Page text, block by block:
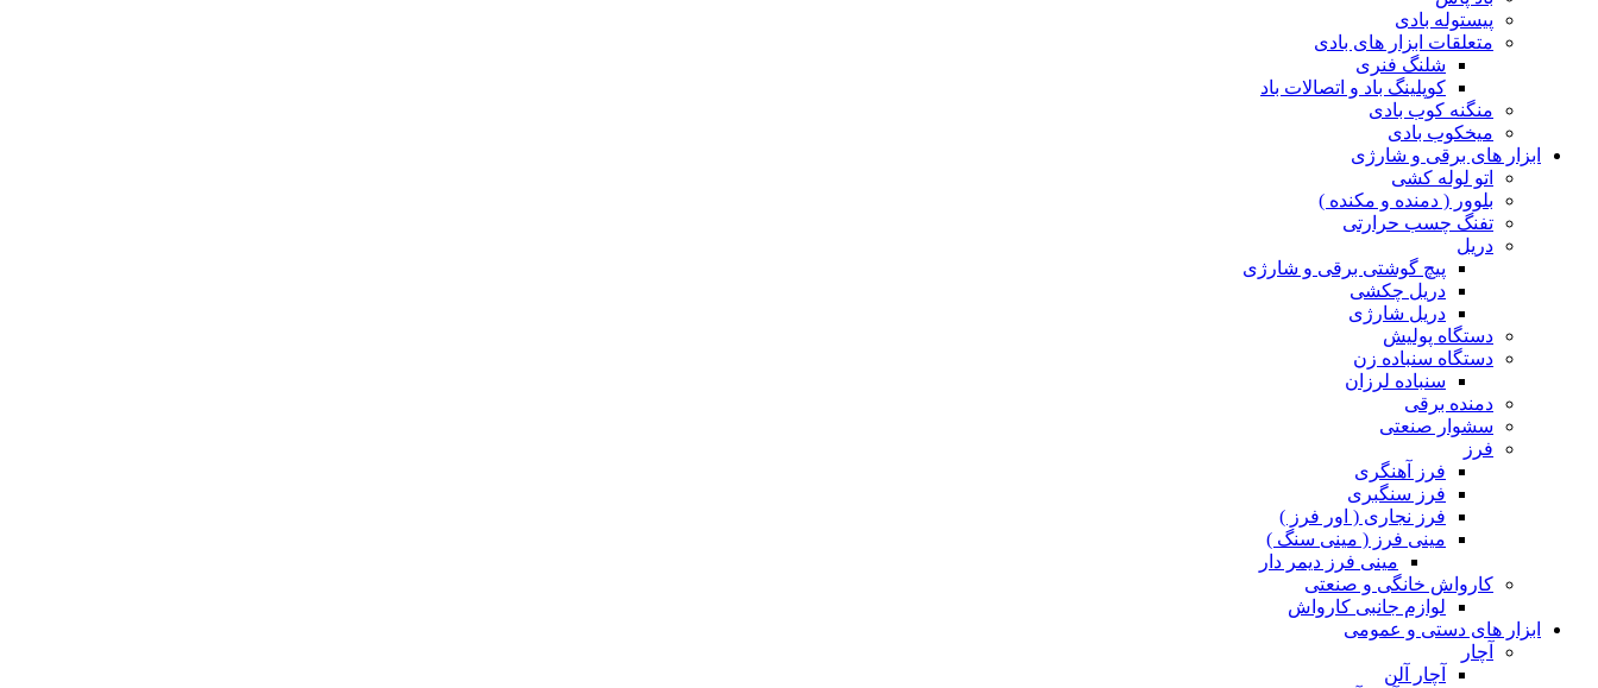
پیستوله بادی
متعلقات ابزار های بادی
شلنگ فنری
کوپلینگ باد و اتصالات باد
منگنه کوب بادی
میخکوب بادی
ابزار های برقی و شارژی
اتو لوله کشی
بلوور ( دمنده و مکنده )
تفنگ چسب حرارتی
دریل
پیچ گوشتی برقی و شارژی
دریل چکشی
دریل شارژی
دستگاه پولیش
دستگاه سنباده زن
سنباده لرزان
دمنده برقی
سشوار صنعتی
فرز
فرز آهنگری
فرز سنگبری
فرز نجاری ( اور فرز )
مینی فرز ( مینی سنگ )
مینی فرز دیمر دار
کارواش خانگی و صنعتی
لوازم جانبی کارواش
ابزار های دستی و عمومی
آچار
آچار آلن